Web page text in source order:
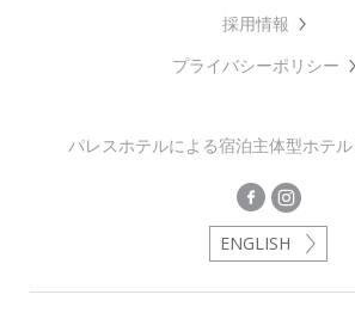
採用情報
プライバシーポリシー
パレスホテルによる宿泊主体型ホテル
ENGLISH